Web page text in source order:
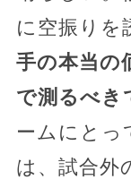
に空振りを
手の本当の
で測るべき
ームにとっ
は、試合外